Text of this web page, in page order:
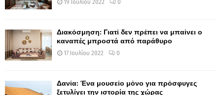
19 Ιουλίου 2022 0
Διακόσμηση: Γιατί δεν πρέπει να μπαίνει ο
καναπές μπροστά από παράθυρο
17 Ιουλίου 2022 0
Δανία: Ένα μουσείο μόνο για πρόσφυγες
ξετυλίγει την ιστορία της χώρας